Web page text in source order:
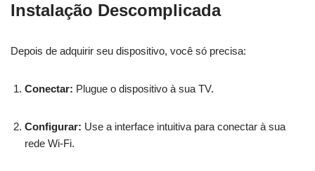
Instalação Descomplicada
Depois de adquirir seu dispositivo, você só precisa:
Conectar: Plugue o dispositivo à sua TV.
Configurar: Use a interface intuitiva para conectar à sua
rede Wi-Fi.